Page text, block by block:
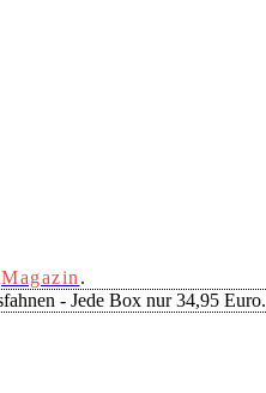
Magazin .
- Jede Box nur 34,95 Euro.